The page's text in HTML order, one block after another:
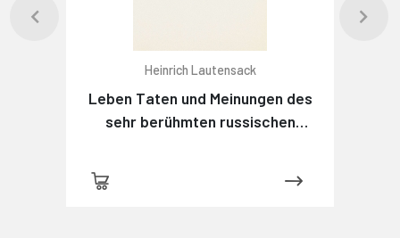
Heinrich Lautensack
Leben Taten und Meinungen des
sehr berühmten russischen